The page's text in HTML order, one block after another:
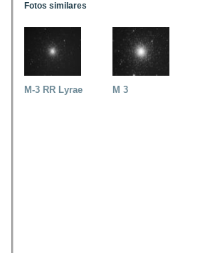
Fotos similares
M-3 RR Lyrae M 3